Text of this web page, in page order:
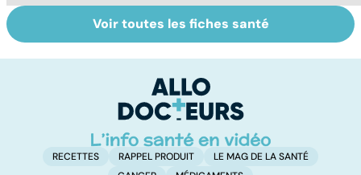
L'avortement :
quels délais,
Gynéco : un suivi
pour la vie
Voir toutes les fiches santé
RECETTES RAPPEL PRODUIT
LE MAG DE LA SANTÉ